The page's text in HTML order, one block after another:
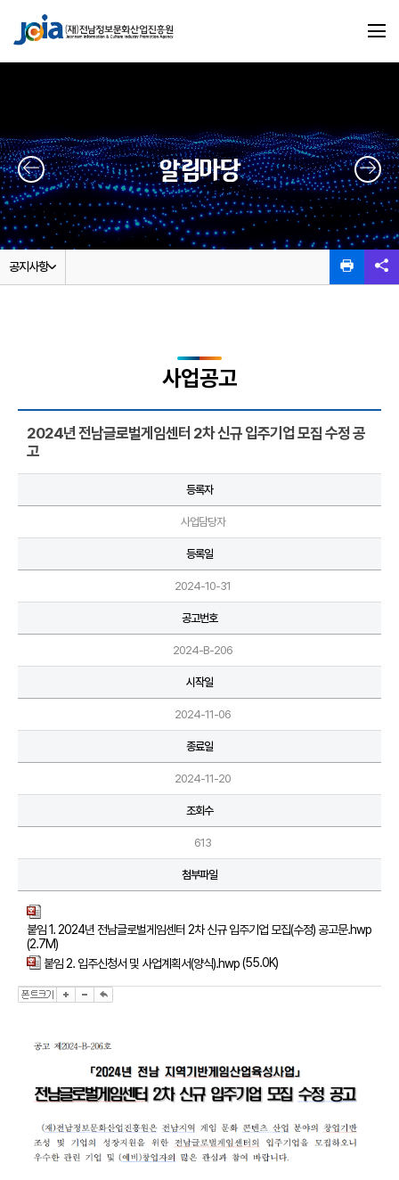
알림마당
공지사항
사업공고
2024년 전남글로벌게임센터 2차 신규 입주기업 모집 수정 공
고
등록자
사업담당자
등록일
2024-10-31
공고번호
2024-B-206
시작일
2024-11-06
종료일
2024-11-20
조회수
613
첨부파일
붙임 1. 2024년 전남글로벌게임센터 2차 신규 입주기업 모집(수정) 공고문.hwp
(2.7M)
붙임 2. 입주신청서 및 사업계획서(양식).hwp(55.0K)